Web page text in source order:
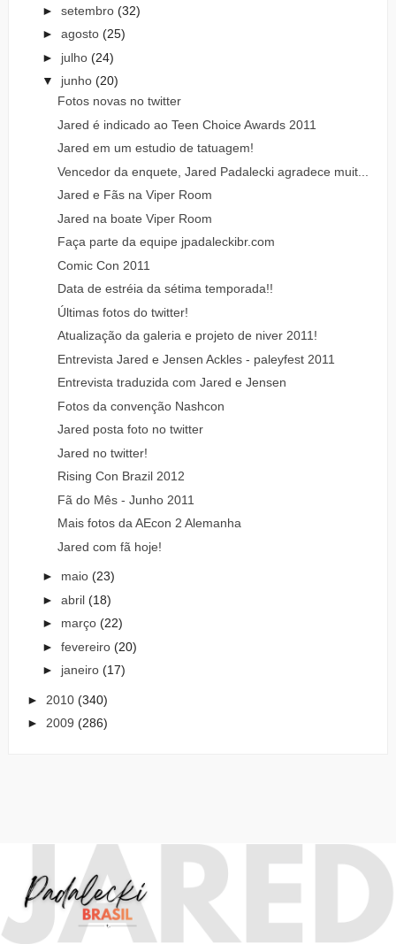
► setembro (32)
► agosto (25)
► julho (24)
▼ junho (20)
Fotos novas no twitter
Jared é indicado ao Teen Choice Awards 2011
Jared em um estudio de tatuagem!
Vencedor da enquete, Jared Padalecki agradece muit...
Jared e Fãs na Viper Room
Jared na boate Viper Room
Faça parte da equipe jpadaleckibr.com
Comic Con 2011
Data de estréia da sétima temporada!!
Últimas fotos do twitter!
Atualização da galeria e projeto de niver 2011!
Entrevista Jared e Jensen Ackles - paleyfest 2011
Entrevista traduzida com Jared e Jensen
Fotos da convenção Nashcon
Jared posta foto no twitter
Jared no twitter!
Rising Con Brazil 2012
Fã do Mês - Junho 2011
Mais fotos da AEcon 2 Alemanha
Jared com fã hoje!
► maio (23)
► abril (18)
► março (22)
► fevereiro (20)
► janeiro (17)
► 2010 (340)
► 2009 (286)